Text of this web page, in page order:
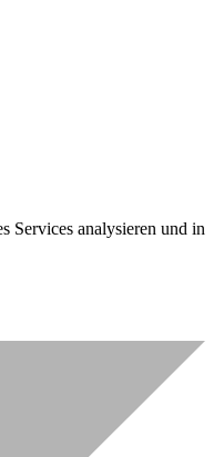
Services analysieren und in